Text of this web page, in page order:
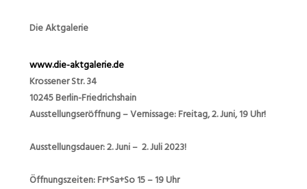
Die Aktgalerie
www.die-aktgalerie.de
Krossener Str. 34
10245 Berlin-Friedrichshain
Ausstellungseröffnung – Vernissage:Freitag, 2. Juni, 19 Uhr!
Ausstellungsdauer: 2. Juni – 2. Juli 2023!
Öffnungszeiten: Fr+Sa+So 15 – 19 Uhr